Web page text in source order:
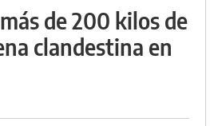
de 200 kilos de
clandestina en